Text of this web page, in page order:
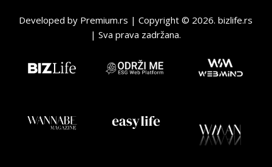
Developed by Premium.rs | Copyright © 2026.bizlife.rs
| Sva prava zadržana.